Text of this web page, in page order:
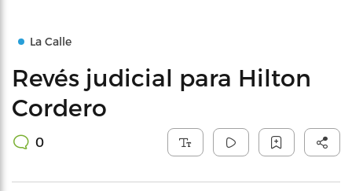
La Calle
Revés judicial para Hilton
Cordero
0